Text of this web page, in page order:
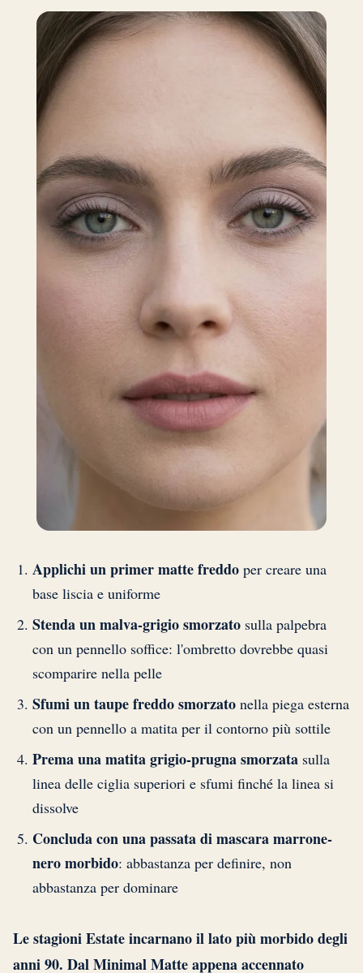
Applichi un primer matte freddo per creare una
base liscia e uniforme
Stenda un malva-grigio smorzato sulla palpebra
con un pennello soffice: l'ombretto dovrebbe quasi
scomparire nella pelle
Sfumi un taupe freddo smorzato nella piega esterna
con un pennello a matita per il contorno più sottile
Prema una matita grigio-prugna smorzata sulla
linea delle ciglia superiori e sfumi finché la linea si
dissolve
Concluda con una passata di mascara marrone-
nero morbido: abbastanza per definire, non
abbastanza per dominare
Le stagioni Estate incarnano il lato più morbido degli
anni 90. Dal Minimal Matte appena accennato